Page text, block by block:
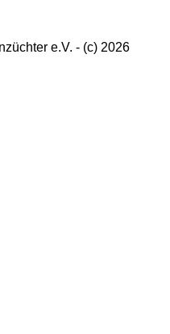
e.V. - (c) 2026